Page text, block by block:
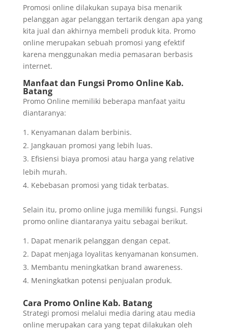
Promosi online dilakukan supaya bisa menarik
pelanggan agar pelanggan tertarik dengan apa yang
kita jual dan akhirnya membeli produk kita. Promo
online merupakan sebuah promosi yang efektif
karena menggunakan media pemasaran berbasis
internet.
Manfaat dan Fungsi Promo Online Kab.
Batang
Promo Online memiliki beberapa manfaat yaitu
diantaranya:
Kenyamanan dalam berbinis.
Jangkauan promosi yang lebih luas.
Efisiensi biaya promosi atau harga yang relative
lebih murah.
Kebebasan promosi yang tidak terbatas.
Selain itu, promo online juga memiliki fungsi. Fungsi
promo online diantaranya yaitu sebagai berikut.
Dapat menarik pelanggan dengan cepat.
Dapat menjaga loyalitas kenyamanan konsumen.
Membantu meningkatkan brand awareness.
Meningkatkan potensi penjualan produk.
Cara Promo Online Kab. Batang
Strategi promosi melalui media daring atau media
online merupakan cara yang tepat dilakukan oleh